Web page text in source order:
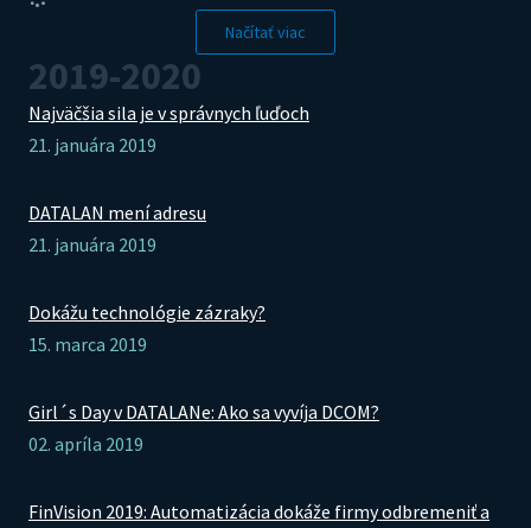
Načítať viac
2019-2020
Najväčšia sila je v správnych ľuďoch
21. januára 2019
DATALAN mení adresu
21. januára 2019
Dokážu technológie zázraky?
15. marca 2019
Girl´s Day v DATALANe: Ako sa vyvíja DCOM?
02. apríla 2019
FinVision 2019: Automatizácia dokáže firmy odbremeniť a